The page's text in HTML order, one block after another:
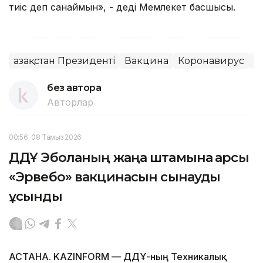
тиіс деп санаймын», - деді Мемлекет басшысы.
Қазақстан Президенті Вакцина Коронавирус
без автора
Авторлар
00:56, 08 Тамыз 2026
ДДҰ Эболаның жаңа штамына қарсы
«Эрвебо» вакцинасын сынауды
ұсынды
АСТАНА. KAZINFORM — ДДҰ-ның Техникалық